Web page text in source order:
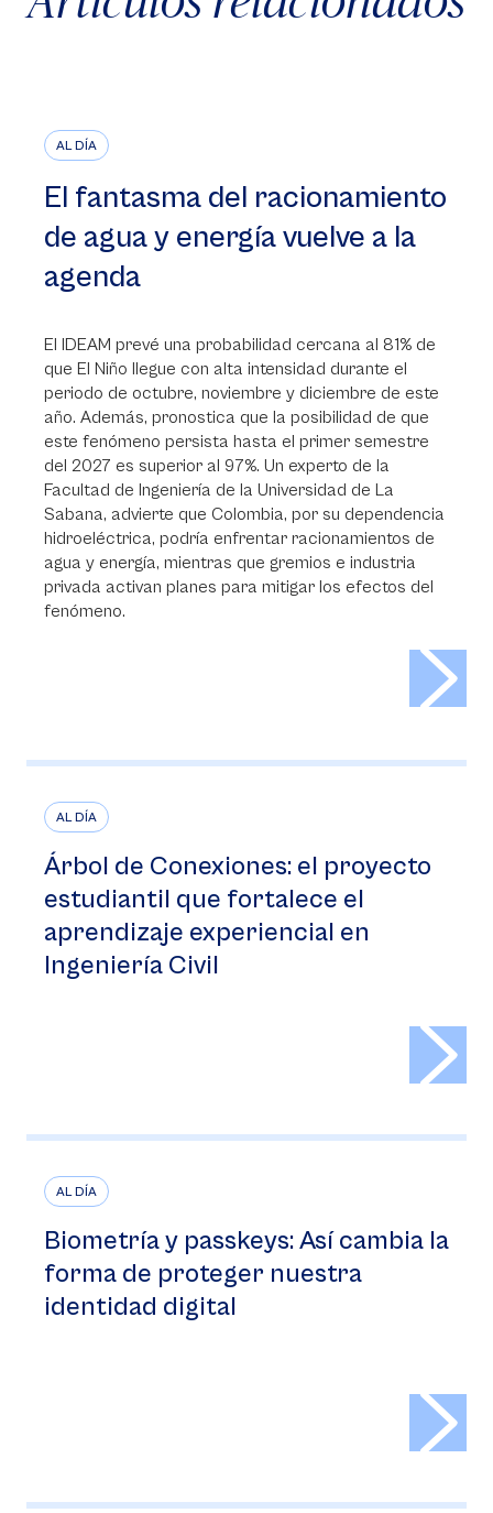
AL DÍA
El fantasma del racionamiento
de agua y energía vuelve a la
agenda
El IDEAM prevé una probabilidad cercana al 81% de
que El Niño llegue con alta intensidad durante el
periodo de octubre, noviembre y diciembre de este
año. Además, pronostica que la posibilidad de que
este fenómeno persista hasta el primer semestre
del 2027 es superior al 97%. Un experto de la
Facultad de Ingeniería de la Universidad de La
Sabana, advierte que Colombia, por su dependencia
hidroeléctrica, podría enfrentar racionamientos de
agua y energía, mientras que gremios e industria
privada activan planes para mitigar los efectos del
fenómeno.
AL DÍA
Árbol de Conexiones: el proyecto
estudiantil que fortalece el
aprendizaje experiencial en
Ingeniería Civil
AL DÍA
Biometría y passkeys: Así cambia la
forma de proteger nuestra
identidad digital